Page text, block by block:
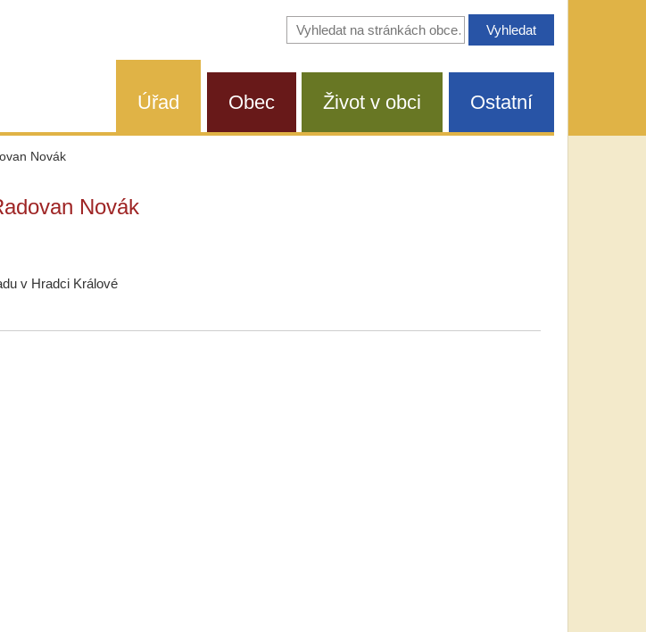
Vyhledávání
na
Úřad Obec Život v obci Ostatní
Novák
Novák
v Hradci Králové